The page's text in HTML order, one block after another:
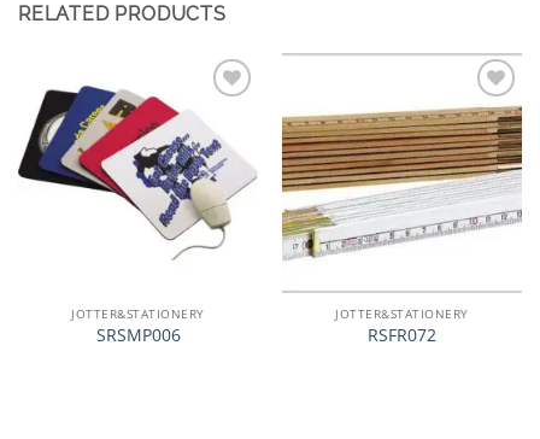
RELATED PRODUCTS
单
JOTTER&STATIONERY
SRSMP006
加入
心愿
单
JOTTER&STATIONERY
RSFR072